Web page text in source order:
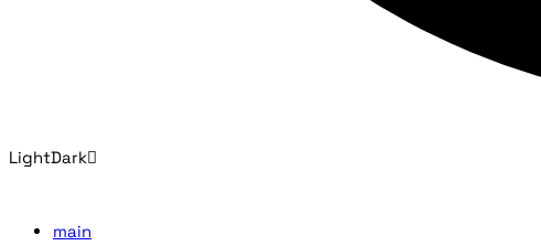
LightDark
main